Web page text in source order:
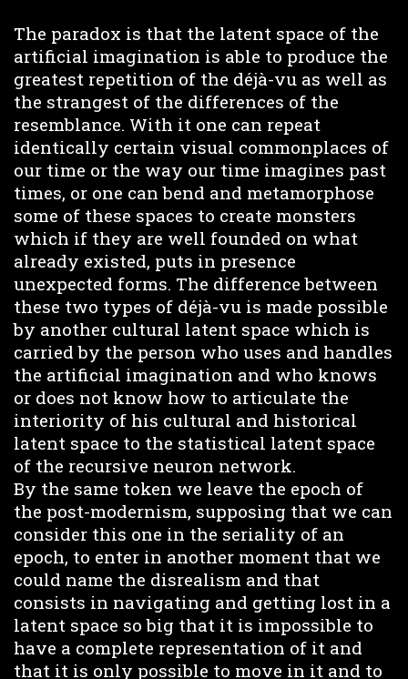
The paradox is that the latent space of the
artificial imagination is able to produce the
greatest repetition of the déjà-vu as well as
the strangest of the differences of the
resemblance. With it one can repeat
identically certain visual commonplaces of
our time or the way our time imagines past
times, or one can bend and metamorphose
some of these spaces to create monsters
which if they are well founded on what
already existed, puts in presence
unexpected forms. The difference between
these two types of déjà-vu is made possible
by another cultural latent space which is
carried by the person who uses and handles
the artificial imagination and who knows
or does not know how to articulate the
interiority of his cultural and historical
latent space to the statistical latent space
of the recursive neuron network.
By the same token we leave the epoch of
the post-modernism, supposing that we can
consider this one in the seriality of an
epoch, to enter in another moment that we
could name the disrealism and that
consists in navigating and getting lost in a
latent space so big that it is impossible to
have a complete representation of it and
that it is only possible to move in it and to